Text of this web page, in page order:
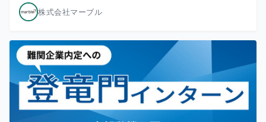
株式会社マーブル